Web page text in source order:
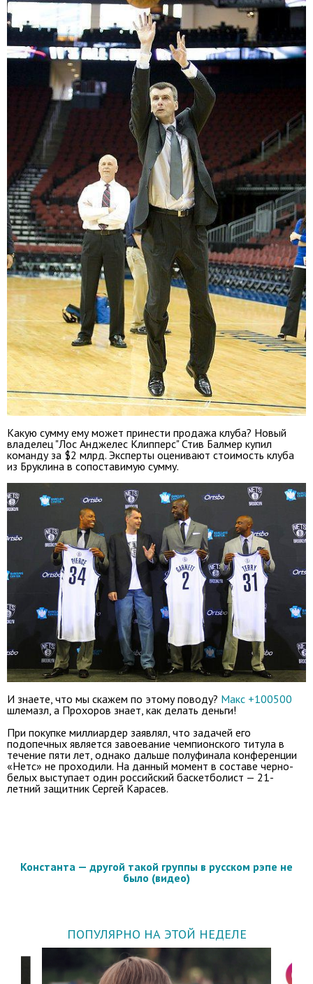
Какую сумму ему может принести продажа клуба? Новый
владелец "Лос Анджелес Клипперс" Стив Балмер купил
команду за $2 млрд. Эксперты оценивают стоимость клуба
из Бруклина в сопоставимую сумму.
И знаете, что мы скажем по этому поводу? Макс +100500
шлемазл, а Прохоров знает, как делать деньги!
При покупке миллиардер заявлял, что задачей его
подопечных является завоевание чемпионского титула в
течение пяти лет, однако дальше полуфинала конференции
«Нетс» не проходили. На данный момент в составе черно-
белых выступает один российский баскетболист — 21-
летний защитник Сергей Карасев.
Константа — другой такой группы в русском рэпе не
было (видео)
ПОПУЛЯРНО НА ЭТОЙ НЕДЕЛЕ